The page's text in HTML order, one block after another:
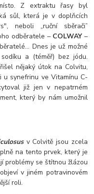
Z extraktu řasy byl
sůl, která je v doplňcích
neboli „ruční sběrači”
odběratele – COLWAY–
Dnes je už možné
a (téměř) bez jódu.
nějaký útok na Colvitu,
u synefrinu ve Vitamínu C-
již jen v nepatrném
který by nám umožnil
v Colvitě jsou zcela
na tento prvek, který je
problémy se štítnou žlázou
v jiném potravinovém
roli.